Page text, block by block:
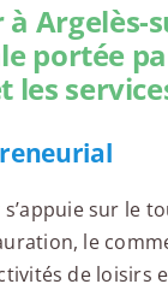
Argelès-
portée
les
sur le
le
de loisirs